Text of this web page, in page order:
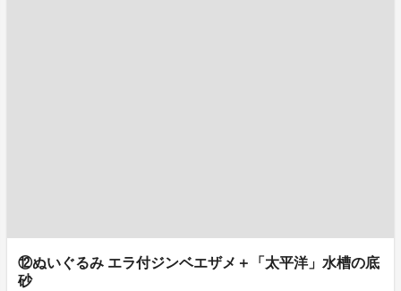
⑫ぬいぐるみ エラ付ジンベエザメ＋「太平洋」水槽の底
砂